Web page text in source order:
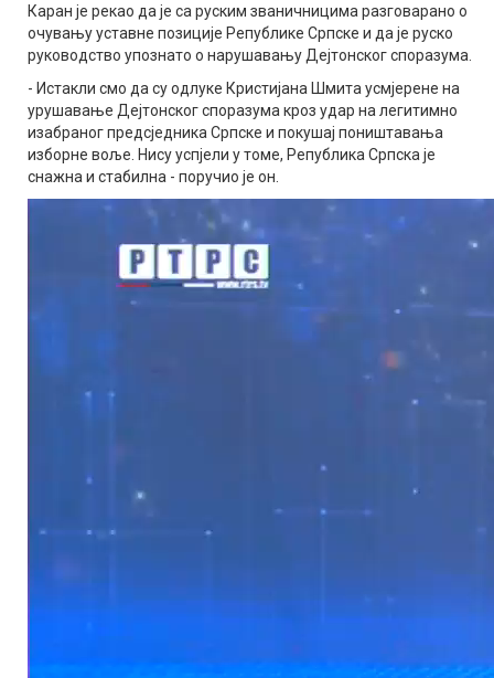
Каран је рекао да је са руским званичницима разговарано о
очувању уставне позиције Републике Српске и да је руско
руководство упознато о нарушавању Дејтонског споразума.
- Истакли смо да су одлуке Кристијана Шмита усмјерене на
урушавање Дејтонског споразума кроз удар на легитимно
изабраног предсједника Српске и покушај поништавања
изборне воље. Нису успјели у томе, Република Српска је
снажна и стабилна - поручио је он.